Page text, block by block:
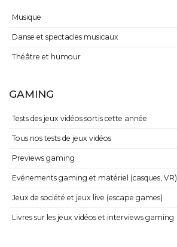
Musique
Danse et spectacles musicaux
Théâtre et humour
GAMING
Tests des jeux vidéos sortis cette année
Tous nos tests de jeux vidéos
Previews gaming
Evénements gaming et matériel (casques, VR)
Jeux de société et jeux live (escape games)
Livres sur les jeux vidéos et interviews gaming